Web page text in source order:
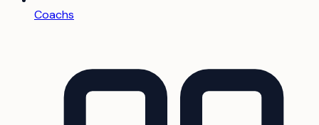
Coachs